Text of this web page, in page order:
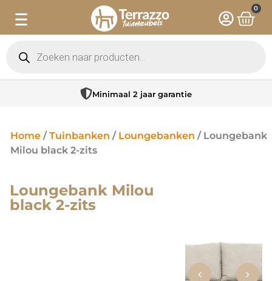
0
Minimaal 2 jaar garantie
Home / Tuinbanken / Loungebanken / Loungebank
Milou black 2-zits
Loungebank Milou
black 2-zits